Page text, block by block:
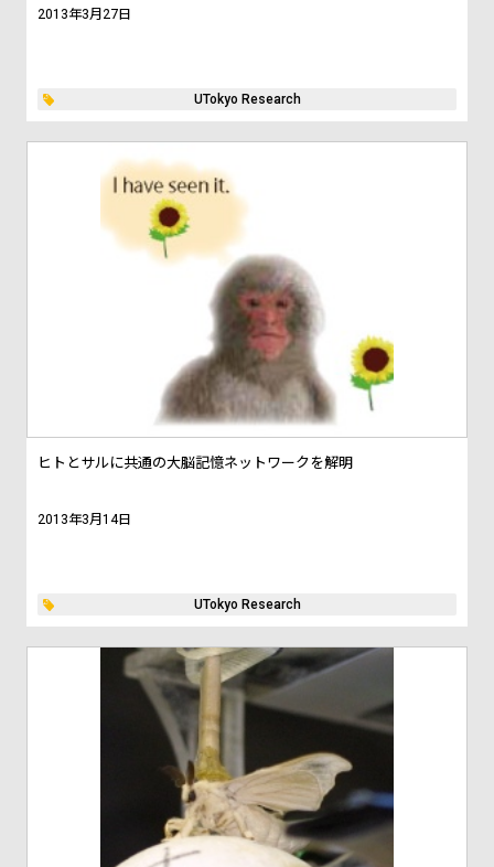
2013年3月27日
UTokyo Research
ヒトとサルに共通の大脳記憶ネットワークを解明
2013年3月14日
UTokyo Research